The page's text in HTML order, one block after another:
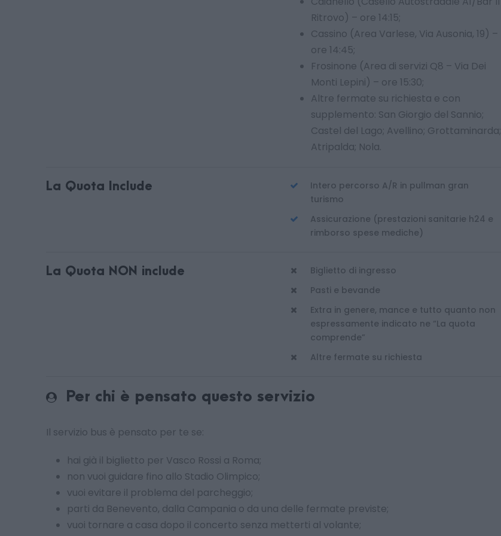
Ritrovo) – ore 14:15;
Cassino (Area Varlese, Via Ausonia, 19) –
ore 14:45;
Frosinone (Area di servizi Q8 – Via Dei
Monti Lepini) – ore 15:30;
Altre fermate su richiesta e con
supplemento: San Giorgio del Sannio;
Castel del Lago; Avellino; Grottaminarda;
Atripalda; Nola.
La Quota Include
Intero percorso A/R in pullman gran
turismo
Assicurazione (prestazioni sanitarie h24 e
rimborso spese mediche)
La Quota NON include
Biglietto di ingresso
Pasti e bevande
Extra in genere, mance e tutto quanto non
espressamente indicato ne “La quota
comprende”
Altre fermate su richiesta
Per chi è pensato questo servizio
Il servizio bus è pensato per te se:
hai già il biglietto per Vasco Rossi a Roma;
non vuoi guidare fino allo Stadio Olimpico;
vuoi evitare il problema del parcheggio;
parti da Benevento, dalla Campania o da una delle fermate previste;
vuoi tornare a casa dopo il concerto senza metterti al volante;